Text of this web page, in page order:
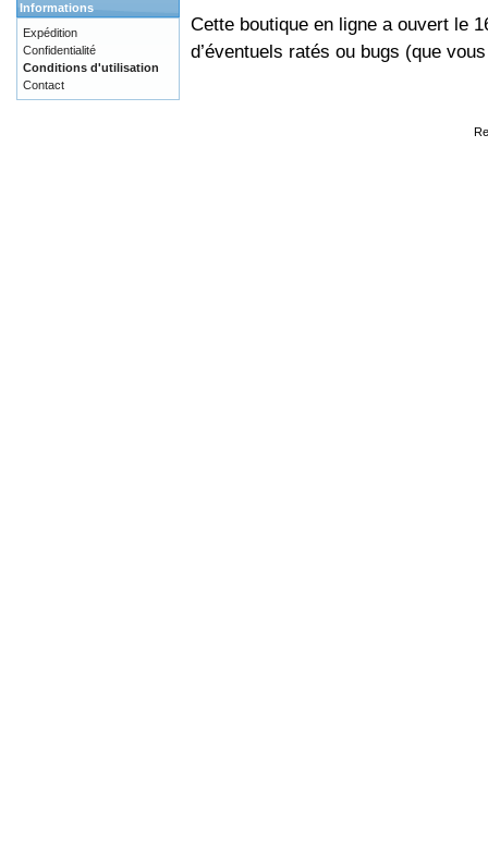
Cette boutique en ligne a ouvert le
d’éventuels ratés ou bugs (que
Informations
Expédition
Confidentialité
Conditions d'utilisation
Contact